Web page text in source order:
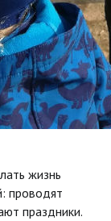
жизнь
проводят
праздники.